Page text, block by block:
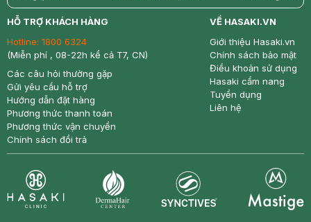
return nowfree price
HỖ TRỢ KHÁCH HÀNG
Hotline: 1800 6324
(Miễn phí , 08-22h kể cả T7, CN)
Các câu hỏi thường gặp
Gửi yêu cầu hỗ trợ
Hướng dẫn đặt hàng
Phương thức thanh toán
Phương thức vận chuyển
Chính sách đổi trả
VỀ HASAKI.VN
Giới thiệu Hasaki.vn
Chính sách bảo mật
Điều khoản sử dụng
Hasaki cẩm nang
Tuyển dụng
Liên hệ